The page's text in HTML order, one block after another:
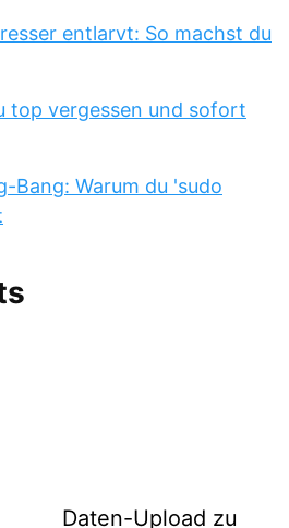
entlarvt: So machst du
top vergessen und sofort
Bang: Warum du 'sudo
Daten-Upload zu